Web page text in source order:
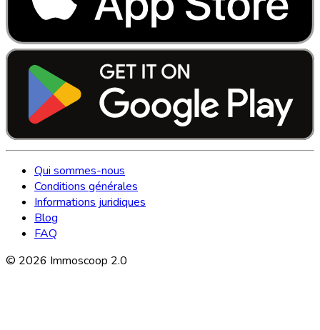
Qui sommes-nous
Conditions générales
Informations juridiques
Blog
FAQ
© 2026 Immoscoop 2.0